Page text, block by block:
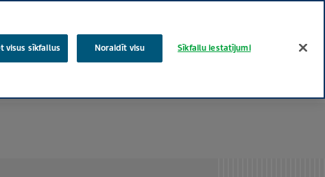
visus sīkfailus Noraidīt visu Sīkfailu iestatījumi